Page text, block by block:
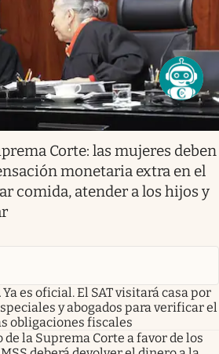
Corte: las mujeres deben
monetaria extra en el
comida, atender a los hijos y
Ya es oficial. El SAT visitará casa por
y abogados para verificar el
obligaciones fiscales
la Suprema Corte a favor de los